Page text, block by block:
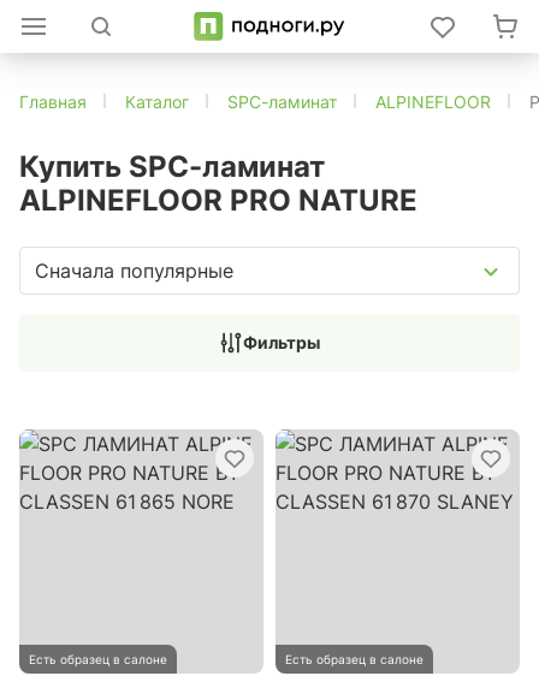
Главная Каталог SPC-ламинат ALPINEFLOOR
Купить SPC-ламинат
ALPINEFLOOR PRO NATURE
Сначала популярные
Фильтры
Есть образец в салоне Есть образец в салоне